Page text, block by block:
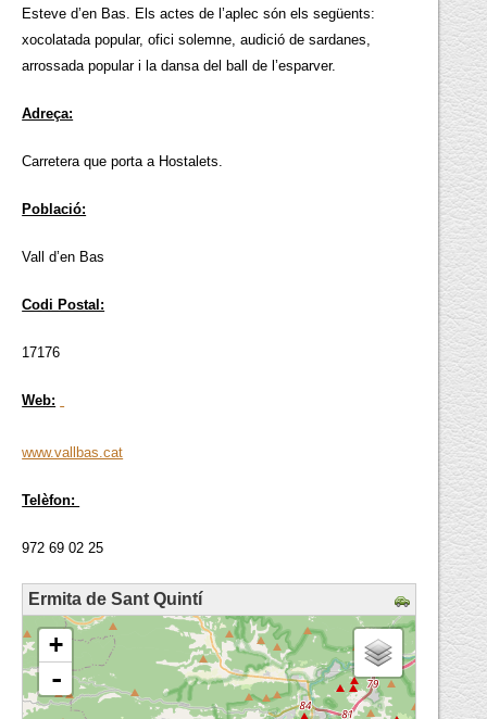
Esteve d’en Bas. Els actes de l’aplec són els següents:
xocolatada popular, ofici solemne, audició de sardanes,
arrossada popular i la dansa del ball de l’esparver.
Adreça:
Carretera que porta a Hostalets.
Població:
Vall d’en Bas
Codi Postal:
17176
Web:
www.vallbas.cat
Telèfon:
972 69 02 25
Ermita de Sant Quintí
loading map - please wait...
+
-